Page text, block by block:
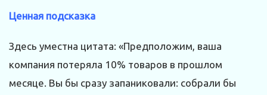
Ценная подсказка
Здесь уместна цитата: «Предположим, ваша
компания потеряла 10% товаров в прошлом
месяце. Вы бы сразу запаниковали: собрали бы